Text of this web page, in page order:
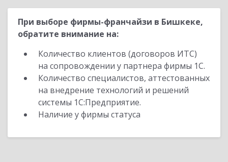
При выборе фирмы-франчайзи в Бишкеке,
обратите внимание на:
Количество клиентов (договоров ИТС)
на сопровождении у партнера фирмы 1С.
Количество специалистов, аттестованных
на внедрение технологий и решений
системы 1С:Предприятие.
Наличие у фирмы статуса